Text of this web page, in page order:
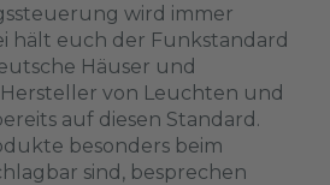
wird immer
hält euch der Funkstandard
Häuser und
von Leuchten und
auf diesen Standard.
besonders beim
sind, besprechen